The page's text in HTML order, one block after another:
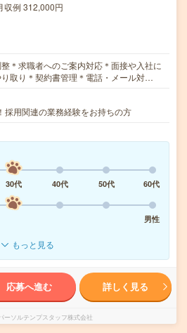
例 312,000円
＊求職者へのご案内対応＊面接や入社に
取り＊契約書管理＊電話・メール対…
採用関連の業務経験をお持ちの方
30代 40代 50代
60代
男性
もっと見る
応募へ進む 詳しく見る
ーソルテンプスタッフ株式会社